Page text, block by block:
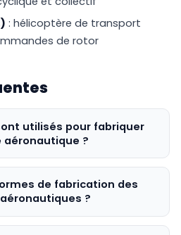
: hélicoptère de transport
de rotor
utilisés pour fabriquer
aéronautique ?
de fabrication des
?